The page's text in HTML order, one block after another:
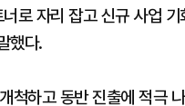
로 자리 잡고 신규 사업
했다.
하고 동반 진출에 적극